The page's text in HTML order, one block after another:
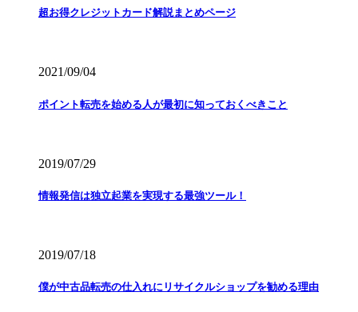
超お得クレジットカード解説まとめページ
2021/09/04
ポイント転売を始める人が最初に知っておくべきこと
2019/07/29
情報発信は独立起業を実現する最強ツール！
2019/07/18
僕が中古品転売の仕入れにリサイクルショップを勧める理由